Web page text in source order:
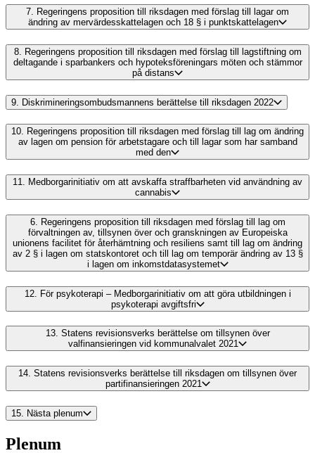
7. Regeringens proposition till riksdagen med förslag till lagar om
ändring av mervärdesskattelagen och 18 § i punktskattelagen
8.
Regeringens proposition till riksdagen med förslag till lagstiftning om
deltagande i sparbankers och hypoteksföreningars möten och stämmor
på distans
9. Diskrimineringsombudsmannens berättelse till riksdagen 2022
10. Regeringens proposition till riksdagen med förslag till lag om ändring
av lagen om pension för arbetstagare och till lagar som har samband
med den
11. Medborgarinitiativ om att avskaffa straffbarheten vid användning av
cannabis
6.
Regeringens proposition till riksdagen med förslag till lag om
förvaltningen av, tillsynen över och granskningen av Europeiska
unionens facilitet för återhämtning och resiliens samt till lag om ändring
av 2 § i lagen om statskontoret och till lag om temporär ändring av 13 §
i lagen om inkomstdatasystemet
12. För psykoterapi – Medborgarinitiativ om att göra utbildningen i
psykoterapi avgiftsfri
13. Statens revisionsverks berättelse om tillsynen över
valfinansieringen vid kommunalvalet 2021
14. Statens revisionsverks berättelse till riksdagen om tillsynen över
partifinansieringen 2021
15. Nästa plenum
Plenum